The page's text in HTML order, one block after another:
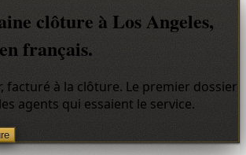
clôture à Los Angeles,
français.
facturé à la clôture. Le premier dossier
agents qui essaient le service.